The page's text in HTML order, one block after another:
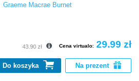
Graeme Macrae Burnet
Cena virtualo: 29.99 zł
43.90 zł
Do koszyka Na prezent